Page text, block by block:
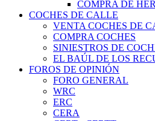
COMPRA DE
COCHES DE CALLE
VENTA COCHES DE
COMPRA COCHES
SINIESTROS DE
EL BAÚL DE LOS
FOROS DE OPINIÓN
FORO GENERAL
WRC
ERC
CERA